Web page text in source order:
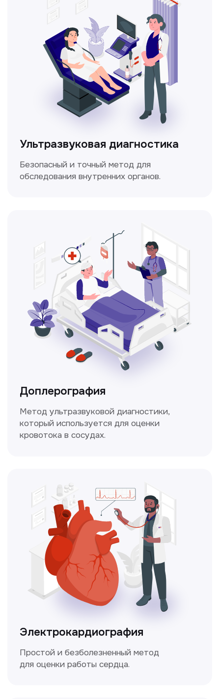
кровотока в сосудах.
Консультация врачей
Это диагностика, рекомендации
и индивидуальный план лечения
от наших опытных специалистов для
Электрокардиография
Простой и безболезненный метод
Чекапы
это комплексное обследование,
которое помогает оценить общее
состояние здоровья.